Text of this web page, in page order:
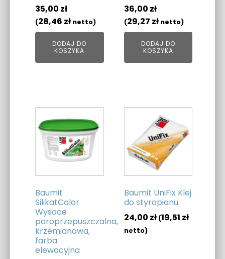
35,00 zł
(28,46 zł netto)
DODAJ DO
KOSZYKA
36,00 zł
(29,27 złnetto)
DODAJ DO
KOSZYKA
Baumit
SilikatColor
Wysoce
paroprzepuszczalna,
krzemianowa,
farba
elewacyjna
Baumit UniFix Klej
do styropianu
24,00 zł (19,51 zł
netto)